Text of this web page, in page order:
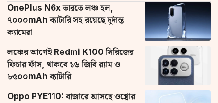
OnePlus N6x ভারতে লঞ্চ হল,
৭০০০mAh ব্যাটারি সহ রয়েছে দুর্দান্ত
ক্যামেরা
লঞ্চের আগেই Redmi K100 সিরিজের
ফিচার ফাঁস, থাকবে ১৬ জিবি র‌্যাম ও
৮৫০০mAh ব্যাটারি
Oppo PYE110: বাজারে আসছে ওপ্পোর